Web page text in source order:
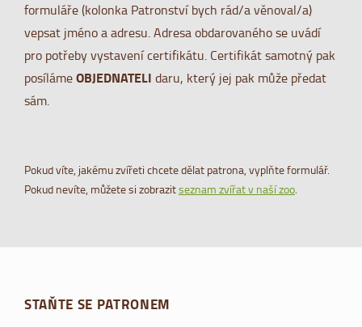
formuláře (kolonka Patronství bych rád/a věnoval/a)
vepsat jméno a adresu. Adresa obdarovaného se uvádí
pro potřeby vystavení certifikátu. Certifikát samotný pak
posílámeOBJEDNATELI daru, který jej pak může předat
sám.
Pokud víte, jakému zvířeti chcete dělat patrona, vyplňte formulář.
Pokud nevíte, můžete si zobrazitseznam zvířat v naší zoo.
STAŇTE SE PATRONEM